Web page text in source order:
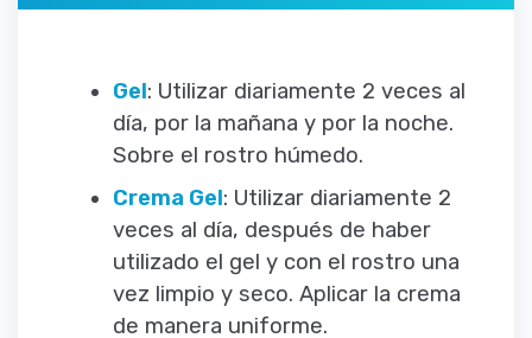
Gel: Utilizar diariamente 2 veces al
día, por la mañana y por la noche.
Sobre el rostro húmedo.
Crema Gel: Utilizar diariamente 2
veces al día, después de haber
utilizado el gel y con el rostro una
vez limpio y seco. Aplicar la crema
de manera uniforme.